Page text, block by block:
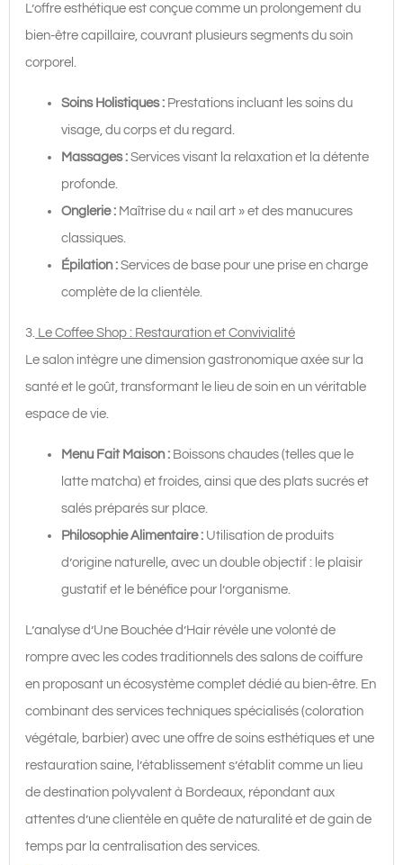
L’offre esthétique est conçue comme un prolongement du
bien-être capillaire, couvrant plusieurs segments du soin
corporel.
Soins Holistiques : Prestations incluant les soins du
visage, du corps et du regard.
Massages : Services visant la relaxation et la détente
profonde.
Onglerie : Maîtrise du « nail art » et des manucures
classiques.
Épilation : Services de base pour une prise en charge
complète de la clientèle.
3.
Le Coffee Shop : Restauration et Convivialité
Le salon intègre une dimension gastronomique axée sur la
santé et le goût, transformant le lieu de soin en un véritable
espace de vie.
Menu Fait Maison : Boissons chaudes (telles que le
latte matcha) et froides, ainsi que des plats sucrés et
salés préparés sur place.
Philosophie Alimentaire : Utilisation de produits
d’origine naturelle, avec un double objectif : le plaisir
gustatif et le bénéfice pour l’organisme.
L’analyse d’Une Bouchée d’Hair révèle une volonté de
rompre avec les codes traditionnels des salons de coiffure
en proposant un écosystème complet dédié au bien-être. En
combinant des services techniques spécialisés (coloration
végétale, barbier) avec une offre de soins esthétiques et une
restauration saine, l’établissement s’établit comme un lieu
de destination polyvalent à Bordeaux, répondant aux
attentes d’une clientèle en quête de naturalité et de gain de
temps par la centralisation des services.